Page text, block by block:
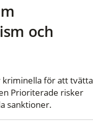
och
kriminella för att tvätta
Prioriterade risker
sanktioner.